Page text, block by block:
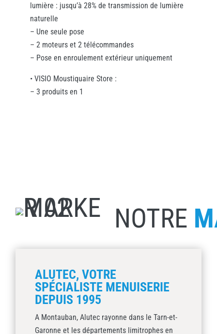
lumière : jusqu’à 28% de transmission de lumière
naturelle
– Une seule pose
– 2 moteurs et 2 télécommandes
– Pose en enroulement extérieur uniquement
• VISIO Moustiquaire Store :
– 3 produits en 1
NOTRE
ALUTEC, VOTRE
SPÉCIALISTE MENUISERIE
DEPUIS 1995
A Montauban, Alutec rayonne dans le Tarn-et-
Garonne et les départements limitrophes en